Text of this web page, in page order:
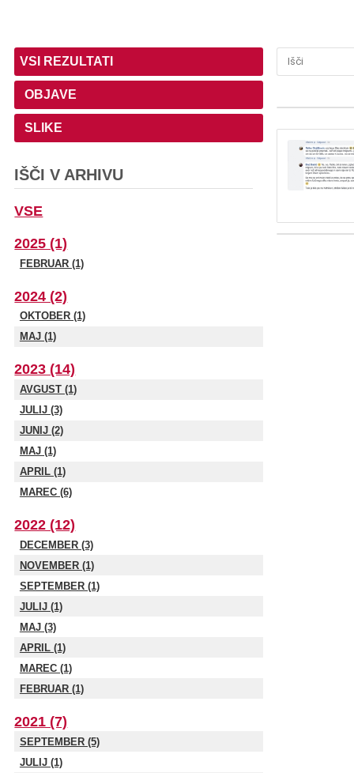
VSI REZULTATI
OBJAVE
SLIKE
IŠČI V ARHIVU
VSE
2025 (1)
FEBRUAR (1)
2024 (2)
OKTOBER (1)
MAJ (1)
2023 (14)
AVGUST (1)
JULIJ (3)
JUNIJ (2)
MAJ (1)
APRIL (1)
MAREC (6)
2022 (12)
DECEMBER (3)
NOVEMBER (1)
SEPTEMBER (1)
JULIJ (1)
MAJ (3)
APRIL (1)
MAREC (1)
FEBRUAR (1)
2021 (7)
SEPTEMBER (5)
JULIJ (1)